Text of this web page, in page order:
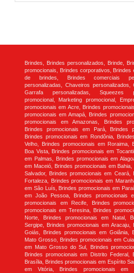
Brindes, Brindes personalizados, Brinde,
promocionais, Brindes corporativos, Brindes
de brindes, Brindes comerciais
personalizadas, Chaveiros personalizados,
Garrafa personalizadas, Squeezes
promocional, Marketing promocional,
promocionais em Acre, Brindes
promocionais em Amapá, Brindes
promocionais em Amazonas, Brindes
Brindes promocionais em Pará, Brindes
Brindes promocionais em Rondônia,
Velho, Brindes promocionais em Roraima,
Boa Vista, Brindes promocionais em
em Palmas, Brindes promocionais em
em Maceió, Brindes promocionais em
Salvador, Brindes promocionais em Ceará,
Fortaleza, Brindes promocionais em
em São Luís, Brindes promocionais em
em João Pessoa, Brindes promocionais
promocionais em Recife, Brindes
promocionais em Teresina, Brindes
Norte, Brindes promocionais em Natal,
Sergipe, Brindes promocionais em Aracaju,
Goiás, Brindes promocionais em Goiânia,
Mato Grosso, Brindes promocionais em
em Mato Grosso do Sul, Brindes
Brindes promocionais em Distrito Federal,
Brasília, Brindes promocionais em Espírito
em Vitória, Brindes promocionais em